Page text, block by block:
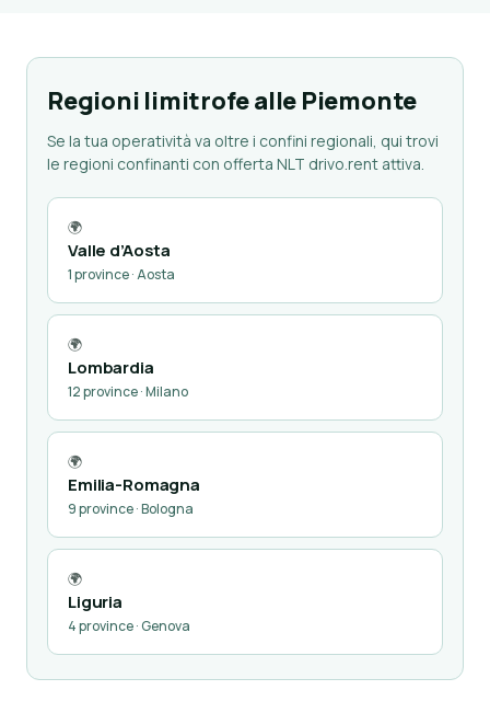
Regioni limitrofe alle Piemonte
Se la tua operatività va oltre i confini regionali, qui trovi
le regioni confinanti con offerta NLT drivo.rent attiva.
🌍
Valle d’Aosta
1 province · Aosta
🌍
Lombardia
12 province · Milano
🌍
Emilia-Romagna
9 province · Bologna
🌍
Liguria
4 province · Genova